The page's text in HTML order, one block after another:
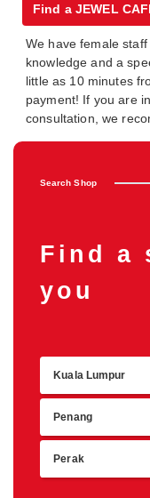
Find a JEWEL
We have female
knowledge and a
little as 10 minutes
payment! If you are
consultation, we
Search Shop
Find a
you
Kuala Lumpur
Penang
Perak